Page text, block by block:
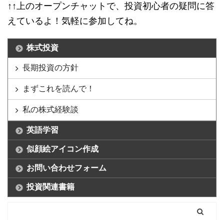
↑↑上のオープンチャットで、投資初心者の疑問に答
えているよ！気軽に参加してね。
株式投資
長期投資の方針
まずこれを読んで！
私の株式経験談
英語学習
似顔絵アイコン作成
お問い合わせフォーム
投資関連書籍